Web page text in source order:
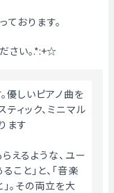
ております。
さい｡.*:+☆
ティック、ミニマル
ます
えるような、ユー
こと」と、「音楽
。その両立を大